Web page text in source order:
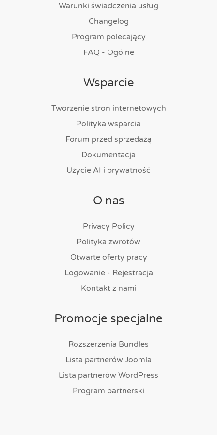
Warunki świadczenia usług
Changelog
Program polecający
FAQ - Ogólne
Wsparcie
Tworzenie stron internetowych
Polityka wsparcia
Forum przed sprzedażą
Dokumentacja
Użycie AI i prywatność
O nas
Privacy Policy
Polityka zwrotów
Otwarte oferty pracy
Logowanie - Rejestracja
Kontakt z nami
Promocje specjalne
Rozszerzenia Bundles
Lista partnerów Joomla
Lista partnerów WordPress
Program partnerski